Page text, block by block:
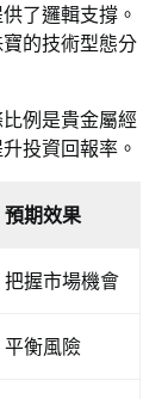
了邏輯支撐。
的技術型態分
例是貴金屬經
投資回報率。
預期效果
把握市場機會
平衡風險